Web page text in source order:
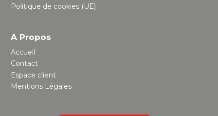
Politique de cookies (UE)
A Propos
Accueil
Contact
Espace client
Mentions Légales